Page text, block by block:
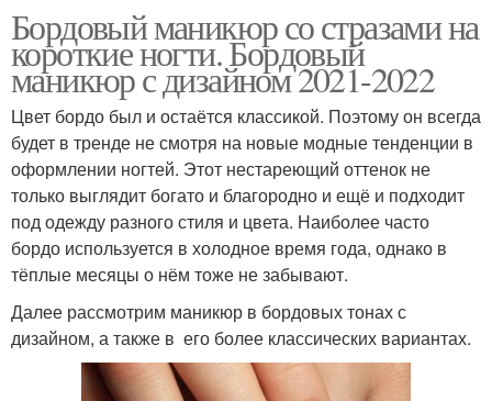
Бордовый маникюр со стразами на
короткие ногти. Бордовый
маникюр с дизайном 2021-2022
Цвет бордо был и остаётся классикой. Поэтому он всегда
будет в тренде не смотря на новые модные тенденции в
оформлении ногтей. Этот нестареющий оттенок не
только выглядит богато и благородно и ещё и подходит
под одежду разного стиля и цвета. Наиболее часто
бордо используется в холодное время года, однако в
тёплые месяцы о нём тоже не забывают.
Далее рассмотрим маникюр в бордовых тонах с
дизайном, а также в его более классических вариантах.